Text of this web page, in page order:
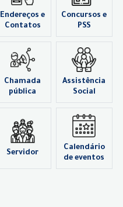
Endereços e
Contatos
Concursos e
PSS
Chamada
pública
Assistência
Social
Servidor
Calendário
de eventos